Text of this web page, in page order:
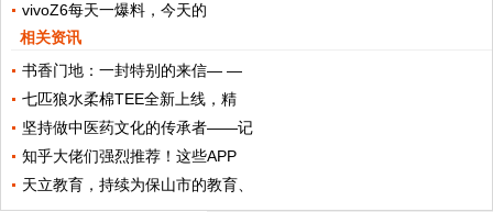
vivoZ6每天一爆料，今天的
相关资讯
书香门地：一封特别的来信— —
七匹狼水柔棉TEE全新上线，精
坚持做中医药文化的传承者——记
知乎大佬们强烈推荐！这些APP
天立教育，持续为保山市的教育、